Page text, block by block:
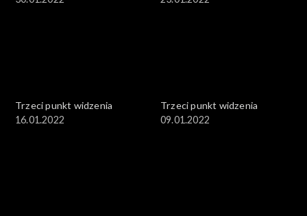
Trzeci punkt widzenia
16.01.2022
Trzeci punkt widzenia
09.01.2022